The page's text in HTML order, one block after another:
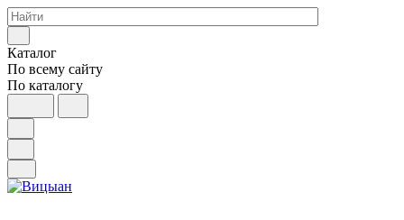
Каталог
По всему сайту
По каталогу